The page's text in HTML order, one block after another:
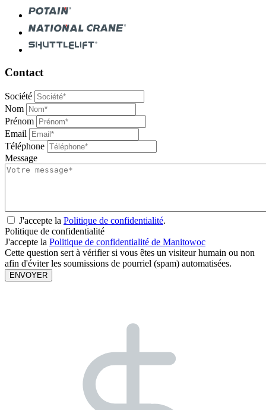
Contact
Société
Nom
Prénom
Email
Téléphone
Message
J'accepte la Politique de confidentialité.
Politique de confidentialité
J'accepte la Politique de confidentialité de Manitowoc
Cette question sert à vérifier si vous êtes un visiteur humain ou non
afin d'éviter les soumissions de pourriel (spam) automatisées.